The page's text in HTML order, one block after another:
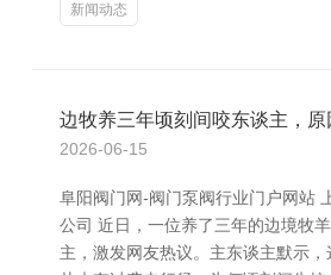
新闻动态
边牧养三年顷刻间咬东谈主，原
2026-06-15
阜阳阀门网-阀门泵阀行业门户网站
公司 近日，一位养了三年的边境牧
主，激发网友热议。主东谈主默示，